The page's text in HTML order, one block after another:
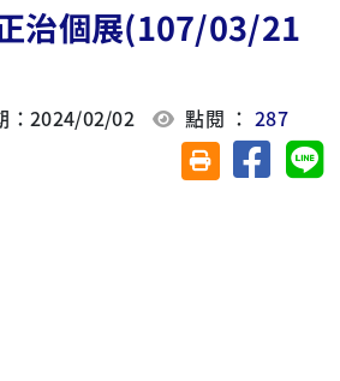
治個展(107/03/21
：2024/02/02 點閱 ：287
友善列印(另開視
分享至